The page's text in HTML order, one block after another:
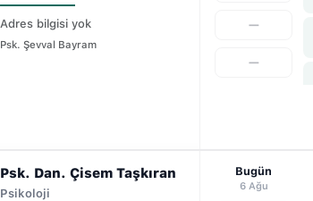
Adres bilgisi yok
Psk. Şevval Bayram
—
—
Psk. Dan. Çisem Taşkıran
Psikoloji
Bugün
6 Ağu